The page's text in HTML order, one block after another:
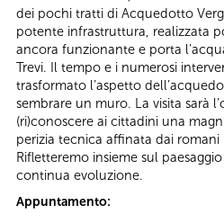
dei pochi tratti di Acquedotto
potente infrastruttura, realizzata
ancora funzionante e porta
Trevi. Il tempo e i numerosi
trasformato l’aspetto
sembrare un muro. La visita sarà
(ri)conoscere ai cittadini una
perizia tecnica affinata dai
Rifletteremo insieme sul
continua evoluzione.
Appuntamento: